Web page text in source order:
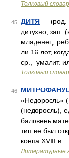
Толковый
45 ДИТЯ — (род.
дитухно, зап.
младенец,
ли 16 лет,
ср., ·умалит.
Толковый
46
«Недоросль»
(недоросль),
баловень
тип не был
конца XVIII в …
Литературные